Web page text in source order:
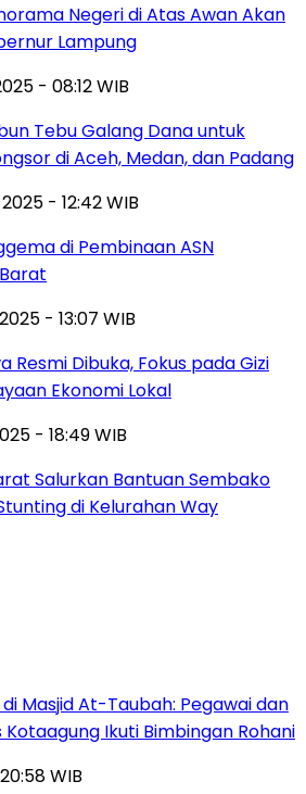
Negeri di Atas Awan Akan
Lampung
- 08:12 WIB
Tebu Galang Dana untuk
di Aceh, Medan, dan Padang
- 12:42 WIB
di Pembinaan ASN
- 13:07 WIB
Resmi Dibuka, Fokus pada Gizi
Ekonomi Lokal
- 18:49 WIB
Salurkan Bantuan Sembako
di Kelurahan Way
Masjid At-Taubah: Pegawai dan
Ikuti Bimbingan Rohani
WIB